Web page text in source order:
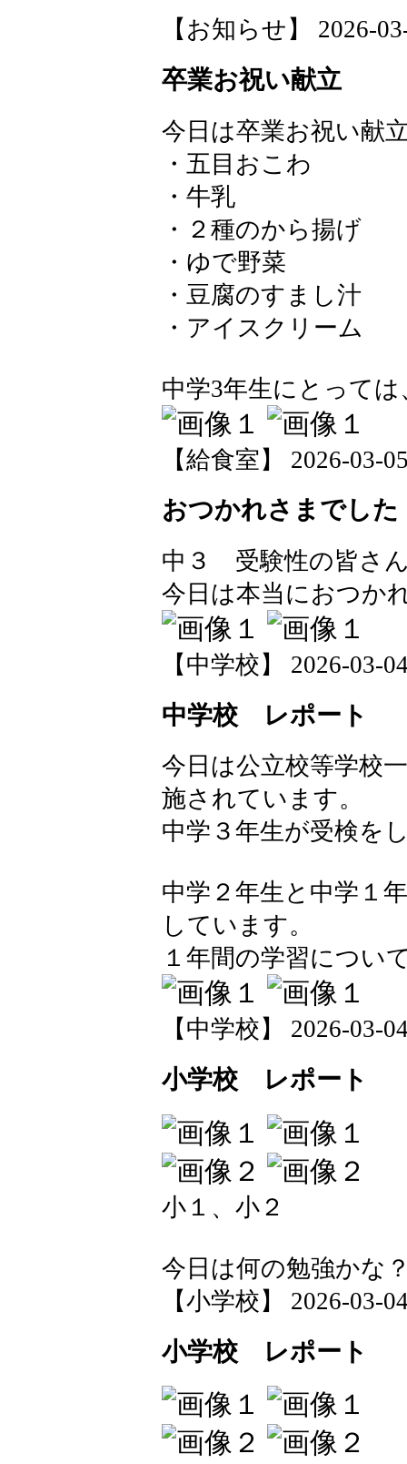
【お知らせ】 2026-
卒業お祝い献立
今日は卒業お祝い献
・五目おこわ
・牛乳
・２種のから揚げ
・ゆで野菜
・豆腐のすまし汁
・アイスクリーム
中学3年生にとって
【給食室】 2026-03-
おつかれさまでした
中３ 受験性の皆さ
今日は本当におつか
【中学校】 2026-03-
中学校 レポート
今日は公立校等学校
施されています。
中学３年生が受検を
中学２年生と中学１
しています。
１年間の学習につい
【中学校】 2026-03-
小学校 レポート
小１、小２
今日は何の勉強かな
【小学校】 2026-03-
小学校 レポート